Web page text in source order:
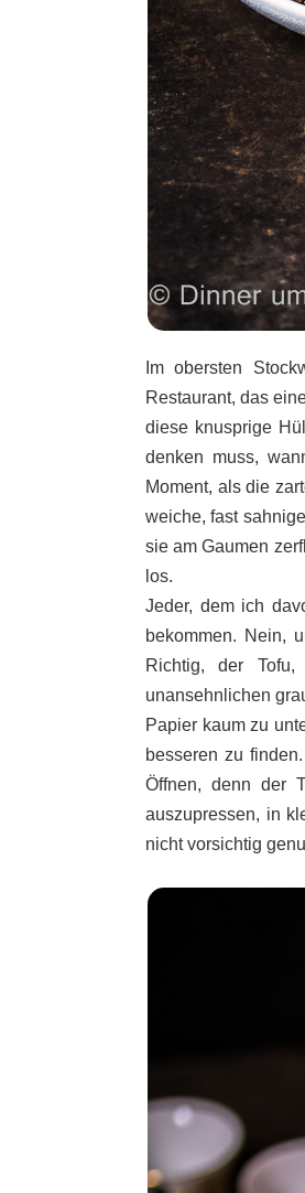
Im obersten
Restaurant, das
diese knusprige
denken muss,
Moment, als die
weiche, fast
sie am Gaumen
los.
Jeder, dem ich
bekommen. Nein,
Richtig, der
unansehnlichen
Papier kaum zu
besseren zu
Öffnen, denn der
auszupressen, in
nicht vorsichtig